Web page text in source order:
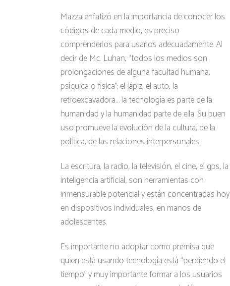
Mazza enfatizó en la importancia de conocer los
códigos de cada medio, es preciso
comprenderlos para usarlos adecuadamente. Al
decir de Mc. Luhan, “todos los medios son
prolongaciones de alguna facultad humana,
psíquica o física”; el lápiz, el auto, la
retroexcavadora… la tecnología es parte de la
humanidad y la humanidad parte de ella. Su buen
uso promueve la evolución de la cultura, de la
política, de las relaciones interpersonales.
La escritura, la radio, la televisión, el cine, el gps, la
inteligencia artificial, son herramientas con
inmensurable potencial y están concentradas hoy
en dispositivos individuales, en manos de
adolescentes.
Es importante no adoptar como premisa que
quien está usando tecnología está “perdiendo el
tiempo” y muy importante formar a los usuarios